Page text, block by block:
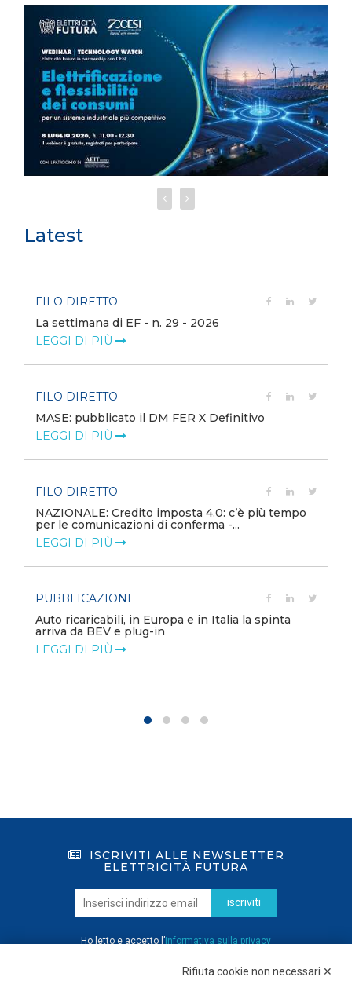
Latest
FILO DIRETTO
La settimana di EF - n. 29 - 2026
LEGGI DI PIÙ
FILO DIRETTO
MASE: pubblicato il DM FER X Definitivo
LEGGI DI PIÙ
FILO DIRETTO
NAZIONALE: Credito imposta 4.0: c’è più tempo
per le comunicazioni di conferma -...
LEGGI DI PIÙ
PUBBLICAZIONI
Auto ricaricabili, in Europa e in Italia la spinta
arriva da BEV e plug-in
LEGGI DI PIÙ
ISCRIVITI ALLE NEWSLETTER
ELETTRICITÀ FUTURA
iscriviti
Ho letto e accetto l’informativa sulla privacy
Rifiuta cookie non necessari ✕